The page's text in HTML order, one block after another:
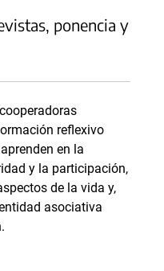
ponencia y
reflexivo
en la
y la participación,
de la vida y,
asociativa